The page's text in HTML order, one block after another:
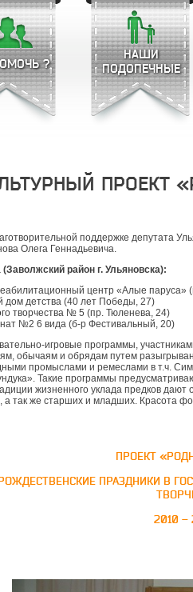
?
НАШИ
ПОДОПЕЧНЫЕ
ПРОЕКТ
поддержке депутата
Олега Геннадьевича.
(Заволжский район г. Ульяновска):
центр «Алые паруса»
дом детства (40 лет Победы, 27)
творчества № 5 (пр. Тюленева, 24)
№2 6 вида (б-р Фестивальный, 20)
игровые программы,
обычаям и обрядам путем
промыслами и ремеслами в т.ч.
Такие программы
жизненного уклада предков
а так же старших и младших. Красота
ПРОЕКТ
ПРАЗДНИКИ В
2010 –